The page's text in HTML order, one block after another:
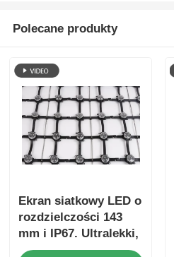
Polecane produkty
Ekran siatkowy LED o
rozdzielczości 143
mm i IP67. Ultralekki,
duży wyświetlacz